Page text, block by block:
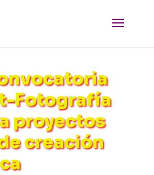
Fotografía
proyectos
creación